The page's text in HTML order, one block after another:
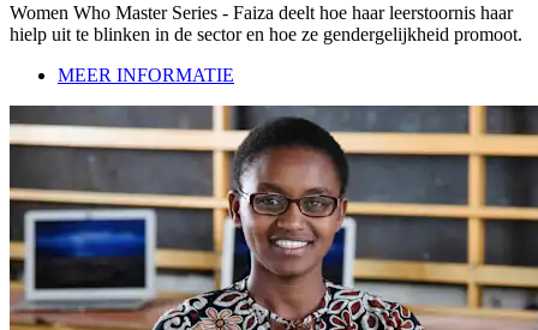
Women Who Master Series - Faiza deelt hoe haar leerstoornis haar
hielp uit te blinken in de sector en hoe ze gendergelijkheid promoot.
MEER INFORMATIE